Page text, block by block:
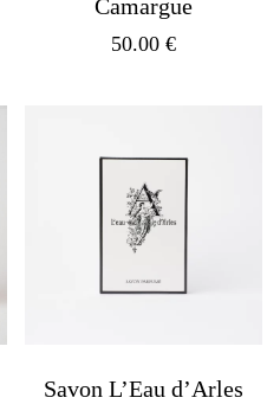
Camargue
50.00 €
Savon L’Eau d’Arles